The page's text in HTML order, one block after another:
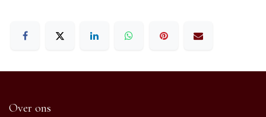
Over ons